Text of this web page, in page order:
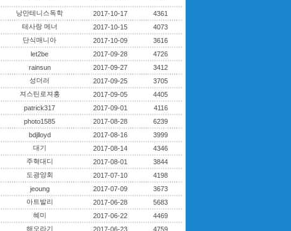
낭만테니스독학 2017-10-17
4361
테사랑 메너 2017-10-15
4073
단식매니아 2017-10-09
3616
let2be 2017-09-28
4726
rainsun 2017-09-27
3412
성더러 2017-09-25
3705
져스틴로져홍 2017-09-05
4405
patrick317 2017-09-01
4116
photo1585 2017-08-28
6239
bdjlloyd 2017-08-16
3999
대기 2017-08-14
4346
주혁대디 2017-08-01
3844
도광양회 2017-07-10
4198
jeoung 2017-07-09
3673
아트발리 2017-06-28
5683
혜미 2017-06-22
4469
해오라기 2017-06-23 4759